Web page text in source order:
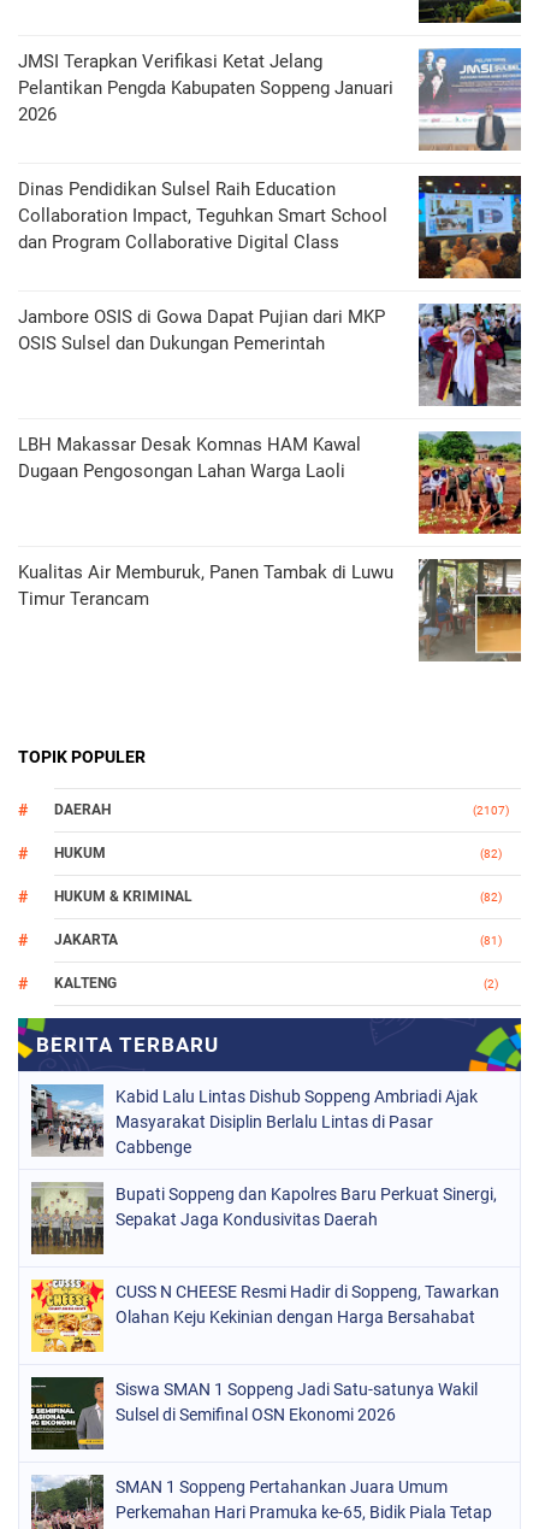
JMSI Terapkan Verifikasi Ketat Jelang
Pelantikan Pengda Kabupaten Soppeng Januari
2026
Dinas Pendidikan Sulsel Raih Education
Collaboration Impact, Teguhkan Smart School
dan Program Collaborative Digital Class
Jambore OSIS di Gowa Dapat Pujian dari MKP
OSIS Sulsel dan Dukungan Pemerintah
LBH Makassar Desak Komnas HAM Kawal
Dugaan Pengosongan Lahan Warga Laoli
Kualitas Air Memburuk, Panen Tambak di Luwu
Timur Terancam
TOPIK POPULER
DAERAH (2107)
HUKUM (82)
HUKUM & KRIMINAL (82)
JAKARTA (81)
KALTENG (2)
(147)
NASIONAL (1021)
ORGANISASI
PERISTIWA
POLITIK (220)
POLRI
SOPPENG (1888)
SULSEL
Kabid Lalu Lintas Dishub Soppeng Ambriadi Ajak
Masyarakat Disiplin Berlalu Lintas di Pasar
Cabbenge
Bupati Soppeng dan Kapolres Baru Perkuat Sinergi,
Sepakat Jaga Kondusivitas Daerah
CUSS N CHEESE Resmi Hadir di Soppeng, Tawarkan
Olahan Keju Kekinian dengan Harga Bersahabat
Siswa SMAN 1 Soppeng Jadi Satu-satunya Wakil
Sulsel di Semifinal OSN Ekonomi 2026
SMAN 1 Soppeng Pertahankan Juara Umum
Perkemahan Hari Pramuka ke-65, Bidik Piala Tetap